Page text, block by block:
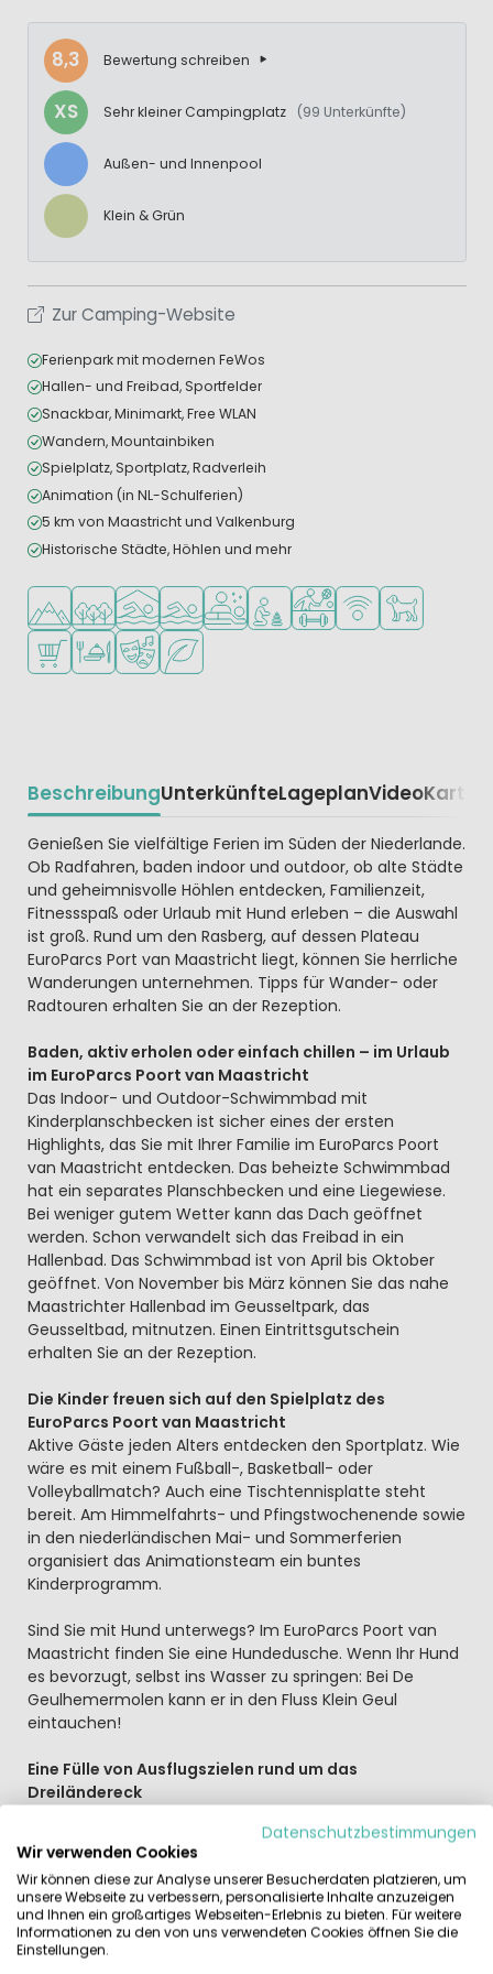
8,3 Bewertung schreiben
XS Sehr kleiner Campingplatz (99 Unterkünfte)
Außen- und Innenpool
Klein & Grün
Zur Camping-Website
Ferienpark mit modernen FeWos
Hallen- und Freibad, Sportfelder
Snackbar, Minimarkt, Free WLAN
Wandern, Mountainbiken
Spielplatz, Sportplatz, Radverleih
Animation (in NL-Schulferien)
5 km von Maastricht und Valkenburg
Historische Städte, Höhlen und mehr
In den Bergen/Hügeln
In waldreicher Umgebung
HallenbadFreibadWellness-Einrichtungen
Empfohlen für kleine Kinder
Viele Sportmöglichkeiten
WLAN verfügbar
Haustiere
Supermarkt/Laden
Restaurant oder Pizzeria
Animationsteam
Grüne Lage
BeschreibungUnterkünfteLageplanVideoKarte
Beschrijving
Genießen Sie vielfältige Ferien im Süden der Niederlande.
Ob Radfahren, baden indoor und outdoor, ob alte Städte
und geheimnisvolle Höhlen entdecken, Familienzeit,
Fitnessspaß oder Urlaub mit Hund erleben – die Auswahl
ist groß. Rund um den Rasberg, auf dessen Plateau
EuroParcs Port van Maastricht liegt, können Sie herrliche
Wanderungen unternehmen. Tipps für Wander- oder
Radtouren erhalten Sie an der Rezeption.
Baden, aktiv erholen oder einfach chillen – im Urlaub
im EuroParcs Poort van Maastricht
Das Indoor- und Outdoor-Schwimmbad mit
Kinderplanschbecken ist sicher eines der ersten
Highlights, das Sie mit Ihrer Familie im EuroParcs Poort
van Maastricht entdecken. Das beheizte Schwimmbad
hat ein separates Planschbecken und eine Liegewiese.
Bei weniger gutem Wetter kann das Dach geöffnet
werden. Schon verwandelt sich das Freibad in ein
Hallenbad. Das Schwimmbad ist von April bis Oktober
geöffnet. Von November bis März können Sie das nahe
Maastrichter Hallenbad im Geusseltpark, das
Geusseltbad, mitnutzen. Einen Eintrittsgutschein
erhalten Sie an der Rezeption.
Die Kinder freuen sich auf den Spielplatz des
EuroParcs Poort van Maastricht
Aktive Gäste jeden Alters entdecken den Sportplatz. Wie
wäre es mit einem Fußball-, Basketball- oder
Volleyballmatch? Auch eine Tischtennisplatte steht
bereit. Am Himmelfahrts- und Pfingstwochenende sowie
in den niederländischen Mai- und Sommerferien
organisiert das Animationsteam ein buntes
Kinderprogramm.
Sind Sie mit Hund unterwegs? Im EuroParcs Poort van
Maastricht finden Sie eine Hundedusche. Wenn Ihr Hund
es bevorzugt, selbst ins Wasser zu springen: Bei De
Geulhemermolen kann er in den Fluss Klein Geul
eintauchen!
Eine Fülle von Ausflugszielen rund um das
Dreiländereck
nachmittags dicke Waffeln oder dicke belgische
Pommes essen? Und danach Aachener Printen in
Deutschland einkaufen? Das geht. Denn Aachen mit
dem Dom und den Karolusthermen sowie Belgien sind
schnell erreicht. Am hügeligen Dreiländereck bei Vaal
können Sie mit den Füßen und einer Hand in allen drei
Datenschutzbestimmungen
Wir verwenden Cookies
Wir können diese zur Analyse unserer Besucherdaten platzieren, um
unsere Webseite zu verbessern, personalisierte Inhalte anzuzeigen
und Ihnen ein großartiges Webseiten-Erlebnis zu bieten. Für weitere
Informationen zu den von uns verwendeten Cookies öffnen Sie die
Einstellungen.